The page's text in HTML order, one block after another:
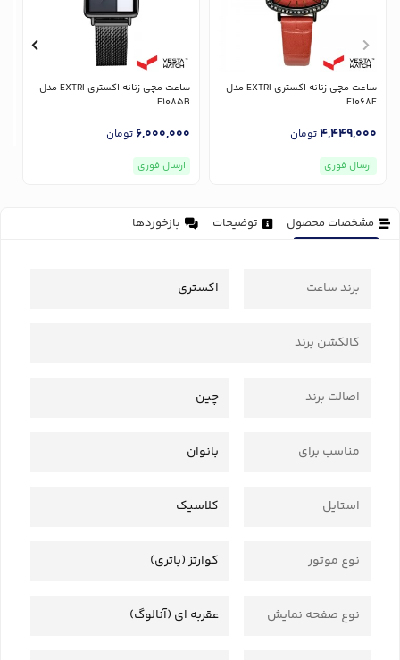
ساعت مچی زنانه اکستری EXTRI مدل
E1068E
4,449,000تومان
ارسال فوری
ساعت مچی زنانه اکستری EXTRI مدل
E1085B
6,000,000 تومان
ارسال فوری
مشخصات محصول توضیحات بازخوردها
برند ساعت اکستری
کالکشن برند
اصالت برند چین
مناسب برای بانوان
استایل کلاسیک
نوع موتور کوارتز (باتری)
نوع صفحه نمایش عقربه ای (آنالوگ)